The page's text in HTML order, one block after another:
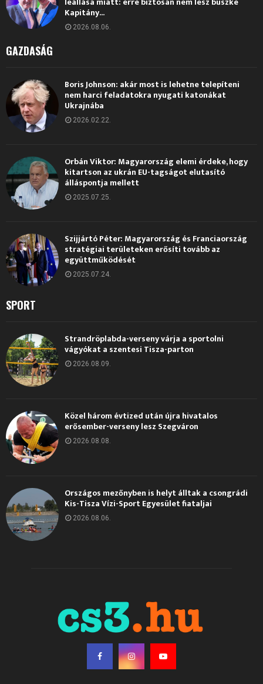
Kapitány...
2026.08.06.
GAZDASÁG
Boris Johnson: akár most is lehetne telepíteni
nem harci feladatokra nyugati katonákat
Ukrajnába
2026.02.22.
Orbán Viktor: Magyarország elemi érdeke, hogy
kitartson az ukrán EU-tagságot elutasító
álláspontja mellett
2025.07.25.
Szijjártó Péter: Magyarország és Franciaország
stratégiai területeken erősíti tovább az
együttműködését
2025.07.24.
SPORT
Strandröplabda-verseny várja a sportolni
vágyókat a szentesi Tisza-parton
2026.08.09.
Közel három évtized után újra hivatalos
erősember-verseny lesz Szegváron
2026.08.08.
Országos mezőnyben is helyt álltak a csongrádi
Kis-Tisza Vízi-Sport Egyesület fiataljai
2026.08.06.